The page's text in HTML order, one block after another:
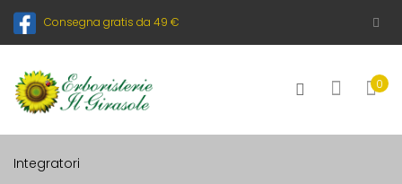
Consegna gratis da 49 €
0
Integratori